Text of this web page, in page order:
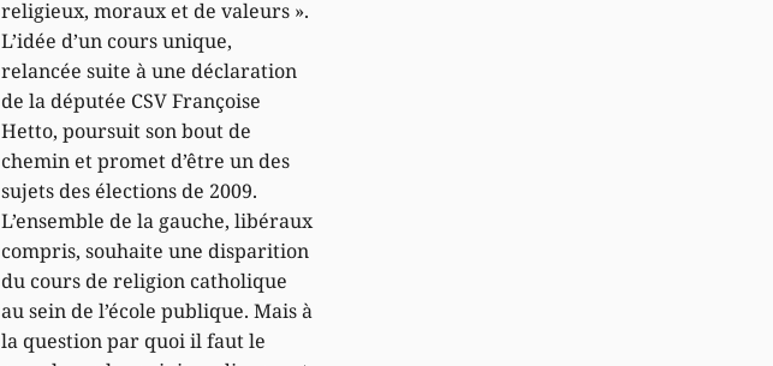
religieux, moraux et de valeurs ».
L’idée d’un cours unique,
relancée suite à une déclaration
de la députée CSV Françoise
Hetto, poursuit son bout de
chemin et promet d’être un des
sujets des élections de 2009.
L’ensemble de la gauche, libéraux
compris, souhaite une disparition
du cours de religion catholique
au sein de l’école publique. Mais à
la question par quoi il faut le